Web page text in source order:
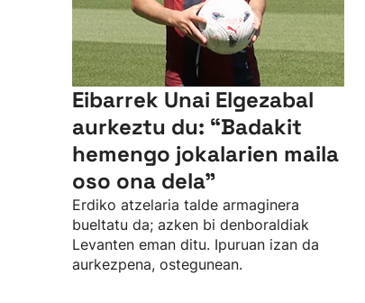
Eibarrek Unai Elgezabal
aurkeztu du: “Badakit
hemengo jokalarien maila
oso ona dela”
Erdiko atzelaria talde armaginera
bueltatu da; azken bi denboraldiak
Levanten eman ditu. Ipuruan izan da
aurkezpena, ostegunean.